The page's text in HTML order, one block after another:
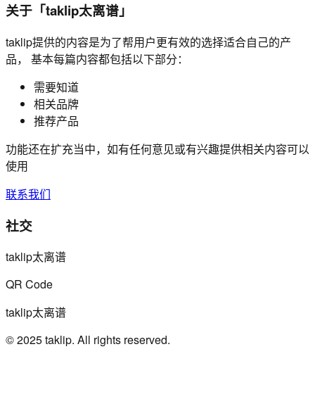
关于「taklip太离谱」
taklip提供的内容是为了帮用户更有效的选择适合自己的产
品， 基本每篇内容都包括以下部分：
需要知道
相关品牌
推荐产品
功能还在扩充当中，如有任何意见或有兴趣提供相关内容可以
使用
联系我们
社交
taklip太离谱
QR Code
taklip太离谱
© 2025 taklip. All rights reserved.